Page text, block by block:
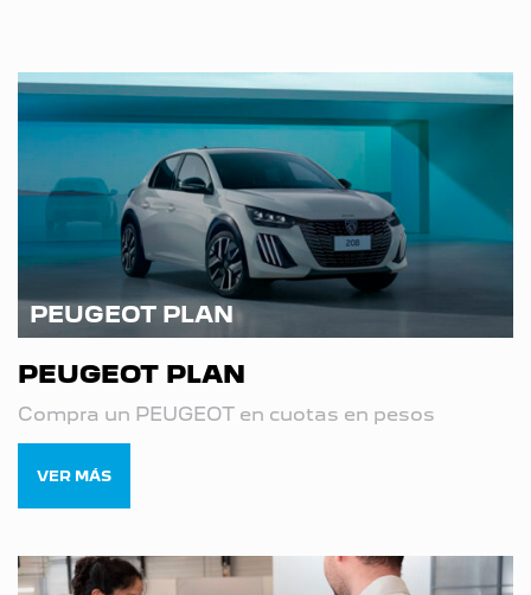
PEUGEOT PLAN
PEUGEOT PLAN
Compra un PEUGEOT en cuotas en pesos
VER MÁS